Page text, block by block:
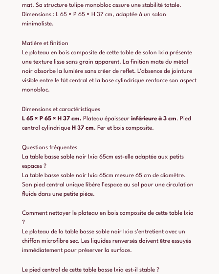
mat. Sa structure tulipe monobloc assure une stabilité totale.
Dimensions : L 65 × P 65 × H 37 cm, adaptée à un salon
minimaliste.
Matière et finition
Le plateau en bois composite de cette table de salon Ixia présente
une texture lisse sans grain apparent. La finition mate du métal
noir absorbe la lumière sans créer de reflet. L’absence de jointure
visible entre le fût central et la base cylindrique renforce son aspect
monobloc.
Dimensions et caractéristiques
L 65 × P 65 × H 37 cm. Plateau épaisseur inférieure à 3 cm. Pied
central cylindrique H 37 cm. Fer et bois composite.
Questions fréquentes
La table basse sable noir Ixia 65cm est-elle adaptée aux petits
espaces ?
La table basse sable noir Ixia 65cm mesure 65 cm de diamètre.
Son pied central unique libère l’espace au sol pour une circulation
fluide dans une petite pièce.
Comment nettoyer le plateau en bois composite de cette table Ixia
?
Le plateau de la table basse sable noir Ixia s’entretient avec un
chiffon microfibre sec. Les liquides renversés doivent être essuyés
immédiatement pour préserver la surface.
Le pied central de cette table basse Ixia est-il stable ?